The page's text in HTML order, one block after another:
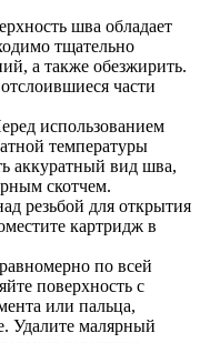
шва обладает
тщательно
а также обезжирить.
части
использованием
температуры
аккуратный вид шва,
скотчем.
резьбой для открытия
картридж в
по всей
поверхность с
или пальца,
Удалите малярный